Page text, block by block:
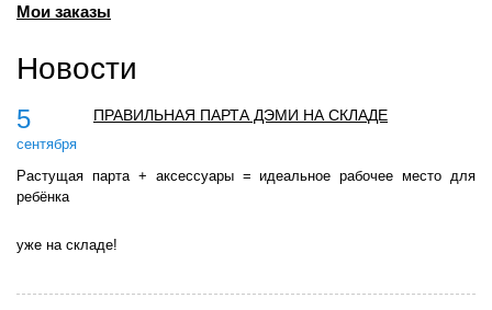
Мои заказы
Новости
5
сентября
ПРАВИЛЬНАЯ ПАРТА ДЭМИ НА СКЛАДЕ
Растущая парта + аксессуары = идеальное рабочее место для
ребёнка
уже на складе!